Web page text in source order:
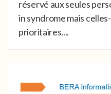
réservé aux seules
in syndrome mais
prioritaires....